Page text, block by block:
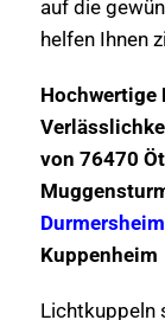
auf die
helfen Ihnen
Hochwertige
von 76470
Durmersheim
Kuppenheim
Lichtkuppeln